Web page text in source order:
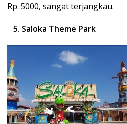
Rp. 5000, sangat terjangkau.
5. Saloka Theme Park